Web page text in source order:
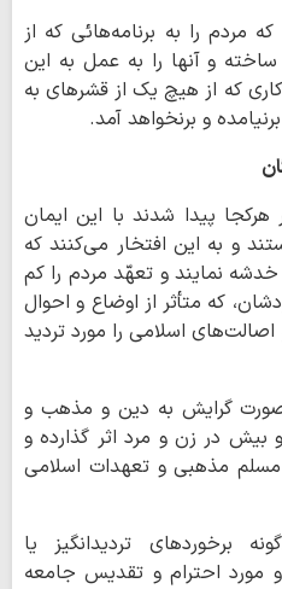
مردم را به برنامه‌هائى كه از
و آنها را به عمل به اين
كه از هيچ يك از قشرهاى به
و برنخواهد آمد.
هركجا پيدا شدند با اين ايمان
و به اين افتخار مى‌كنند كه
نمايند و تعهّد مردم را كم
كه متأثر از اوضاع و احوال
اسلامى را مورد ترديد
گرايش به دين و مذهب و
بيش در زن و مرد اثر گذارده و
مذهبى و تعهدات اسلامى
برخوردهاى ترديدانگيز يا
مورد احترام و تقديس جامعه